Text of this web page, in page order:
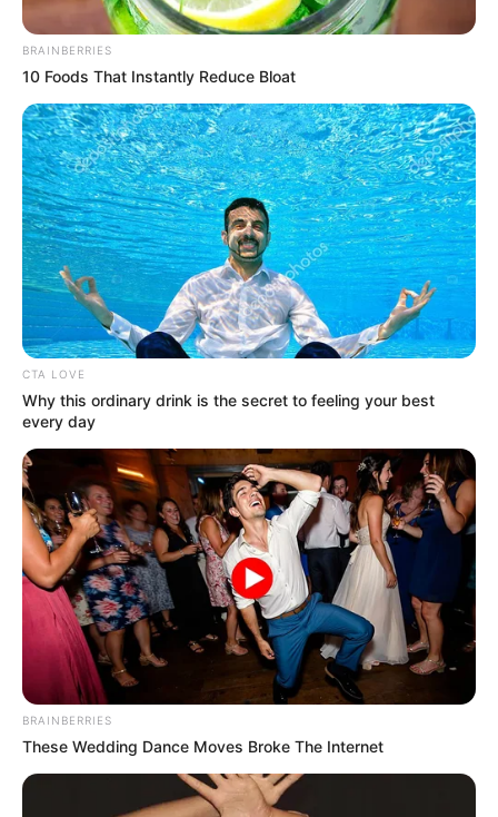
FUGA DE PRESOS
¿Intento de fuga? Encuentran túnel al
frente de la cárcel Peñas Blancas en
Calarcá, Quindío
CÁRCEL DE ITAGUI
El supuesto plan para
peligrosos de Medellín de
una cárcel de máxima
FUGA DE PRESOS
Responsabilizan al
Ministerio de Justicia tras
la fuga de presos en El
Espinal
EL ESPINAL
'Pico de loro' entre los
investigado por homicidio
de dos hermanas
BRAINBERRIES
10 Foods That Instantly Reduce Bloat
CTA LOVE
Why this ordinary drink is the secret to feeling your best
every day
BRAINBERRIES
These Wedding Dance Moves Broke The Internet